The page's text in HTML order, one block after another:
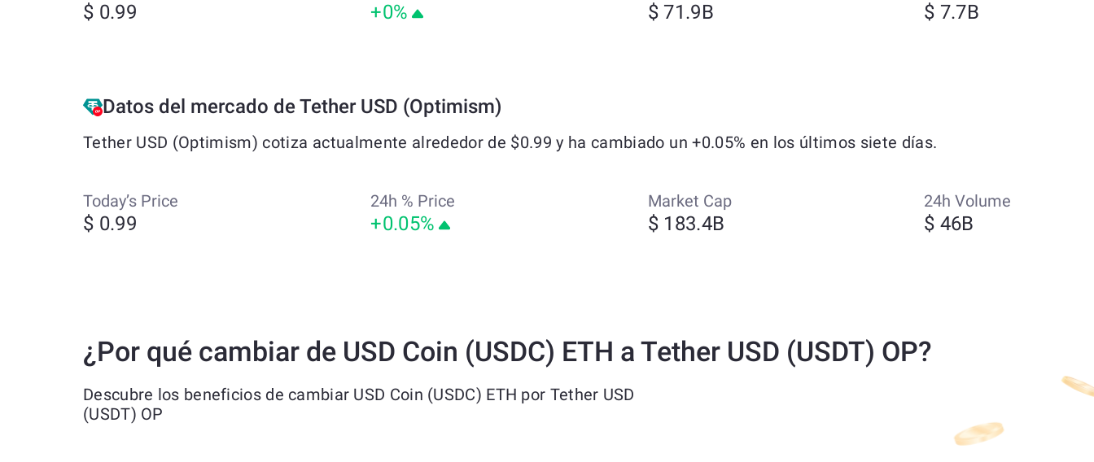
$ 0.99 +0% $ 71.9B $ 7.7B
Datos del mercado de Tether USD (Optimism)
Tether USD (Optimism) cotiza actualmente alrededor de $0.99 y ha cambiado un +0.05% en los últimos siete días.
Today’s Price
$ 0.99
24h % Price
+0.05%
Market Cap
$ 183.4B
24h Volume
$ 46B
¿Por qué cambiar de USD Coin (USDC) ETH a Tether USD (USDT) OP?
Descubre los beneficios de cambiar USD Coin (USDC) ETH por Tether USD
(USDT) OP